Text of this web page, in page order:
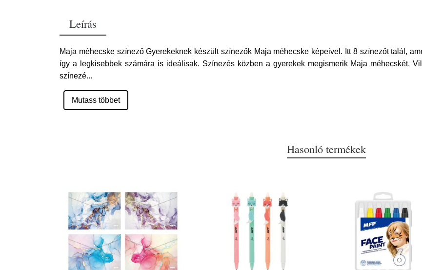
Leírás
Maja méhecske színező Gyerekeknek készült színezők Maja méhecske képeivel. Itt 8 színezőt talál,
így a legkisebbek számára is ideálisak. Színezés közben a gyerekek megismerik Maja méhecskét,
színezé...
Mutass többet
Hasonló termékek